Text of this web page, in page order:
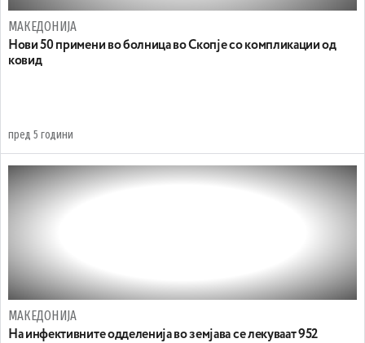
МАКЕДОНИЈА
Нови 50 примени во болница во Скопје со компликации од
ковид
пред 5 години
МАКЕДОНИЈА
На инфективните одделенија во земјава се лекуваат 952